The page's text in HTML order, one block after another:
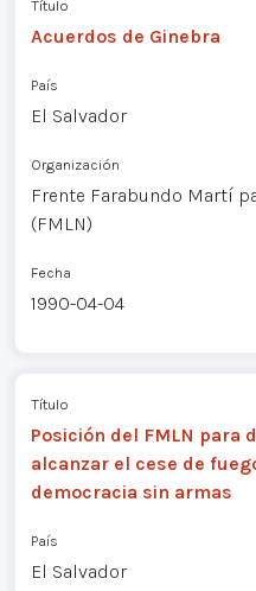
Título
Acuerdos de Ginebra
País
El Salvador
Organización
Frente Farabundo Martí
(FMLN)
Fecha
1990-04-04
Título
Posición del FMLN
alcanzar el cese de
democracia sin armas
País
El Salvador